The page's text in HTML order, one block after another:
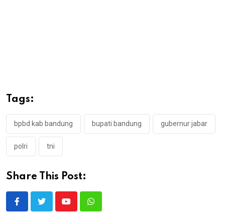
Tags:
bpbd kab bandung bupati bandung gubernur jabar
polri tni
Share This Post:
YoutubeWhatsapp